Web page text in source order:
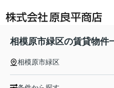
相模原市緑区の賃貸物件
相模原市緑区